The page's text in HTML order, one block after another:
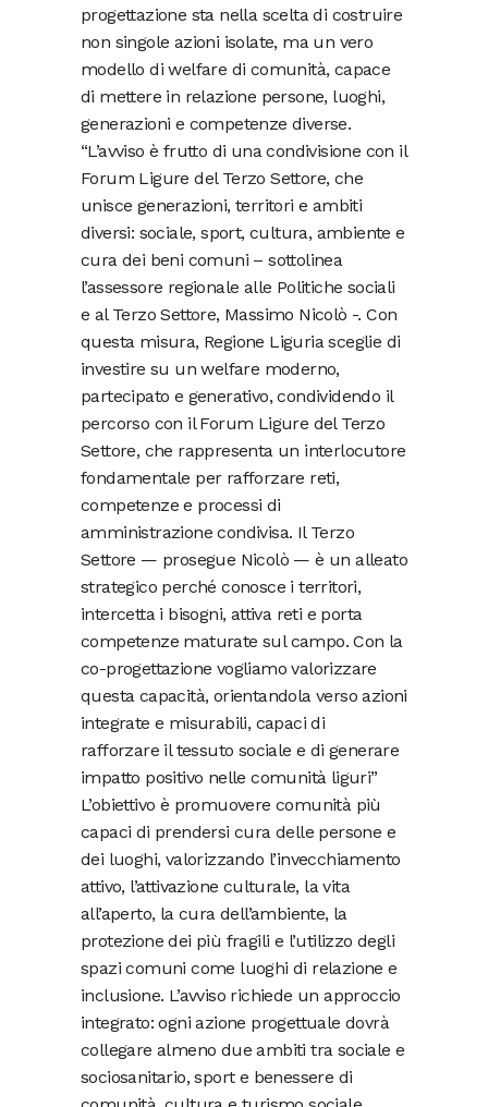
progettazione sta nella scelta di costruire
non singole azioni isolate, ma un vero
modello di welfare di comunità, capace
di mettere in relazione persone, luoghi,
generazioni e competenze diverse.
“L’avviso è frutto di una condivisione con il
Forum Ligure del Terzo Settore, che
unisce generazioni, territori e ambiti
diversi: sociale, sport, cultura, ambiente e
cura dei beni comuni – sottolinea
l’assessore regionale alle Politiche sociali
e al Terzo Settore, Massimo Nicolò -. Con
questa misura, Regione Liguria sceglie di
investire su un welfare moderno,
partecipato e generativo, condividendo il
percorso con il Forum Ligure del Terzo
Settore, che rappresenta un interlocutore
fondamentale per rafforzare reti,
competenze e processi di
amministrazione condivisa. Il Terzo
Settore — prosegue Nicolò — è un alleato
strategico perché conosce i territori,
intercetta i bisogni, attiva reti e porta
competenze maturate sul campo. Con la
co-progettazione vogliamo valorizzare
questa capacità, orientandola verso azioni
integrate e misurabili, capaci di
rafforzare il tessuto sociale e di generare
impatto positivo nelle comunità liguri”
L’obiettivo è promuovere comunità più
capaci di prendersi cura delle persone e
dei luoghi, valorizzando l’invecchiamento
attivo, l’attivazione culturale, la vita
all’aperto, la cura dell’ambiente, la
protezione dei più fragili e l’utilizzo degli
spazi comuni come luoghi di relazione e
inclusione. L’avviso richiede un approccio
integrato: ogni azione progettuale dovrà
collegare almeno due ambiti tra sociale e
sociosanitario, sport e benessere di